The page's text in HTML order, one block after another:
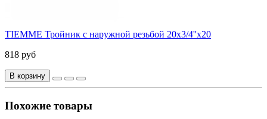
TIEMME Тройник с наружной резьбой 20x3/4''x20
818 руб
В корзину
Похожие товары